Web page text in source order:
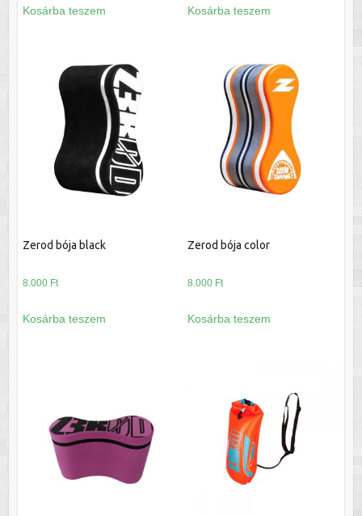
Kosárba teszem Kosárba teszem
Zerod bója black
8.000 Ft
Kosárba teszem
Zerod bója color
8.000 Ft
Kosárba teszem